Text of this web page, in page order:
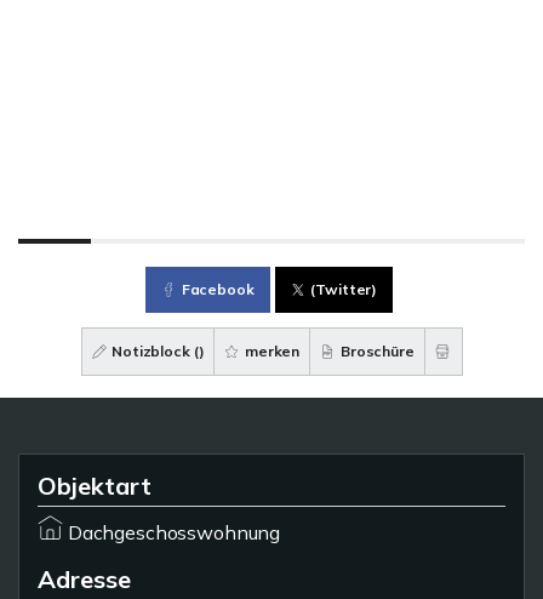
Facebook (Twitter)
Notizblock () merken Broschüre
Objektart
Dachgeschosswohnung
Adresse